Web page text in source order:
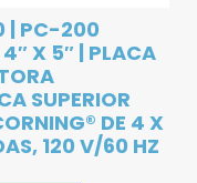
| PC-200
4″ X 5″ | PLACA
SUPERIOR
DE 4 X
120 V/60 HZ